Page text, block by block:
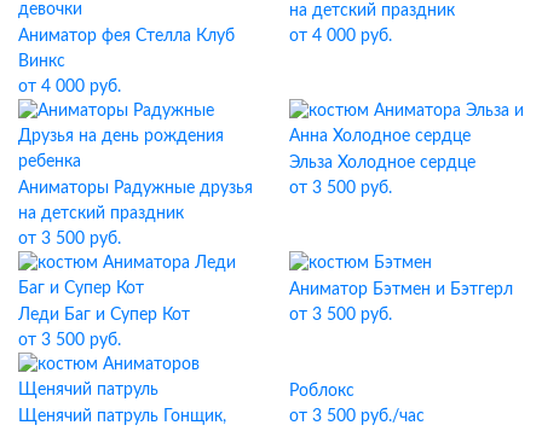
Аниматор фея Стелла Клуб
Винкс
от 4 000 руб.
на детский праздник
от 4 000 руб.
Аниматоры Радужные друзья
на детский праздник
от 3 500 руб.
Эльза Холодное сердце
от 3 500 руб.
Леди Баг и Супер Кот
от 3 500 руб.
Аниматор Бэтмен и Бэтгерл
от 3 500 руб.
Щенячий патруль Гонщик,
Роблокс
от 3 500 руб./час